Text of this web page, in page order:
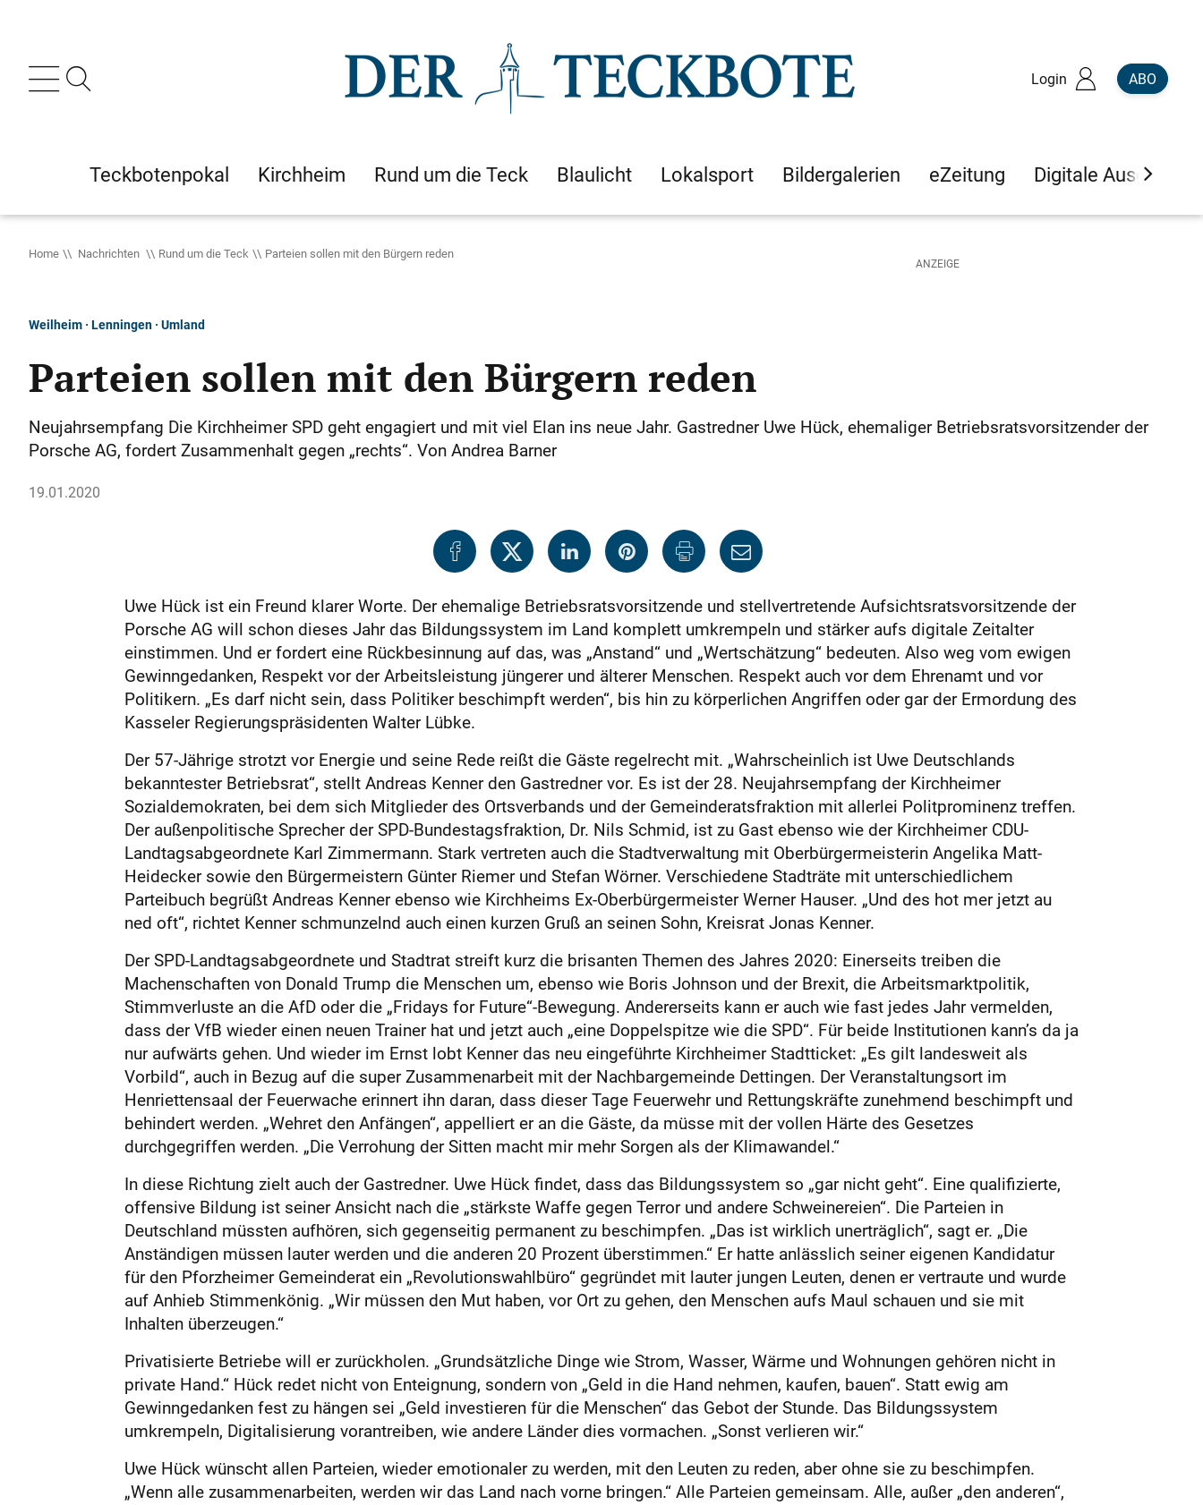
Login ABO
Teckbotenpokal Kirchheim Rund um die Teck Blaulicht Lokalsport Bildergalerien eZeitung Digitale Ausgaben
Home Nachrichten Rund um die Teck Parteien sollen mit den Bürgern reden
Weilheim · Lenningen · Umland
Parteien sollen mit den Bürgern reden
Neujahrsempfang Die Kirchheimer SPD geht engagiert und mit viel Elan ins neue Jahr. Gastredner Uwe Hück, ehemaliger Betriebsratsvorsitzender der
Porsche AG, fordert Zusammenhalt gegen „rechts“. Von Andrea Barner
19.01.2020
Uwe Hück ist ein Freund klarer Worte. Der ehemalige Betriebsratsvorsitzende und stellvertretende Aufsichtsratsvorsitzende der
Porsche AG will schon dieses Jahr das Bildungssystem im Land komplett umkrempeln und stärker aufs digitale Zeitalter
einstimmen. Und er fordert eine Rückbesinnung auf das, was „Anstand“ und „Wertschätzung“ bedeuten. Also weg vom ewigen
Gewinngedanken, Respekt vor der Arbeitsleistung jüngerer und älterer Menschen. Respekt auch vor dem Ehrenamt und vor
Politikern. „Es darf nicht sein, dass Politiker beschimpft werden“, bis hin zu körperlichen Angriffen oder gar der Ermordung des
Kasseler Regierungspräsidenten Walter Lübke.
Der 57-Jährige strotzt vor Energie und seine Rede reißt die Gäste regelrecht mit. „Wahrscheinlich ist Uwe Deutschlands
bekanntester Betriebsrat“, stellt Andreas Kenner den Gastredner vor. Es ist der 28. Neujahrsempfang der Kirchheimer
Sozialdemokraten, bei dem sich Mitglieder des Ortsverbands und der Gemeinderatsfraktion mit allerlei Politprominenz treffen.
Der außenpolitische Sprecher der SPD-Bundestagsfraktion, Dr. Nils Schmid, ist zu Gast ebenso wie der Kirchheimer CDU-
Landtagsabgeordnete Karl Zimmermann. Stark vertreten auch die Stadtverwaltung mit Oberbürgermeisterin Angelika Matt-
Heidecker sowie den Bürgermeistern Günter Riemer und Stefan Wörner. Verschiedene Stadträte mit unterschiedlichem
Parteibuch begrüßt Andreas Kenner ebenso wie Kirchheims Ex-Oberbürgermeister Werner Hauser. „Und des hot mer jetzt au
ned oft“, richtet Kenner schmunzelnd auch einen kurzen Gruß an seinen Sohn, Kreisrat Jonas Kenner.
Der SPD-Landtagsabgeordnete und Stadtrat streift kurz die brisanten Themen des Jahres 2020: Einerseits treiben die
Machenschaften von Donald Trump die Menschen um, ebenso wie Boris Johnson und der Brexit, die Arbeitsmarktpolitik,
Stimmverluste an die AfD oder die „Fridays for Future“-Bewegung. Andererseits kann er auch wie fast jedes Jahr vermelden,
dass der VfB wieder einen neuen Trainer hat und jetzt auch „eine Doppelspitze wie die SPD“. Für beide Institutionen kann’s da ja
nur aufwärts gehen. Und wieder im Ernst lobt Kenner das neu eingeführte Kirchheimer Stadtticket: „Es gilt landesweit als
Vorbild“, auch in Bezug auf die super Zusammenarbeit mit der Nachbargemeinde Dettingen. Der Veranstaltungsort im
Henriettensaal der Feuerwache erinnert ihn daran, dass dieser Tage Feuerwehr und Rettungskräfte zunehmend beschimpft und
behindert werden. „Wehret den Anfängen“, appelliert er an die Gäste, da müsse mit der vollen Härte des Gesetzes
durchgegriffen werden. „Die Verrohung der Sitten macht mir mehr Sorgen als der Klimawandel.“
In diese Richtung zielt auch der Gastredner. Uwe Hück findet, dass das Bildungssystem so „gar nicht geht“. Eine qualifizierte,
offensive Bildung ist seiner Ansicht nach die „stärkste Waffe gegen Terror und andere Schweinereien“. Die Parteien in
Deutschland müssten aufhören, sich gegenseitig permanent zu beschimpfen. „Das ist wirklich unerträglich“, sagt er. „Die
Anständigen müssen lauter werden und die anderen 20 Prozent überstimmen.“ Er hatte anlässlich seiner eigenen Kandidatur
für den Pforzheimer Gemeinderat ein „Revolutionswahlbüro“ gegründet mit lauter jungen Leuten, denen er vertraute und wurde
auf Anhieb Stimmenkönig. „Wir müssen den Mut haben, vor Ort zu gehen, den Menschen aufs Maul schauen und sie mit
Inhalten überzeugen.“
Privatisierte Betriebe will er zurückholen. „Grundsätzliche Dinge wie Strom, Wasser, Wärme und Wohnungen gehören nicht in
private Hand.“ Hück redet nicht von Enteignung, sondern von „Geld in die Hand nehmen, kaufen, bauen“. Statt ewig am
Gewinngedanken fest zu hängen sei „Geld investieren für die Menschen“ das Gebot der Stunde. Das Bildungssystem
umkrempeln, Digitalisierung vorantreiben, wie andere Länder dies vormachen. „Sonst verlieren wir.“
Uwe Hück wünscht allen Parteien, wieder emotionaler zu werden, mit den Leuten zu reden, aber ohne sie zu beschimpfen.
„Wenn alle zusammenarbeiten, werden wir das Land nach vorne bringen.“ Alle Parteien gemeinsam. Alle, außer „den anderen“,